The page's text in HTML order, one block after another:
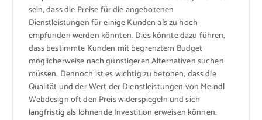
sein, dass die Preise für die angebotenen
Dienstleistungen für einige Kunden als zu hoch
empfunden werden könnten. Dies könnte dazu führen,
dass bestimmte Kunden mit begrenztem Budget
möglicherweise nach günstigeren Alternativen suchen
müssen. Dennoch ist es wichtig zu betonen, dass die
Qualität und der Wert der Dienstleistungen von Meindl
Webdesign oft den Preis widerspiegeln und sich
langfristig als lohnende Investition erweisen können.